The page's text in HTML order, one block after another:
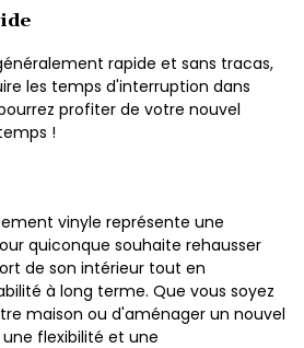
rapide et sans tracas,
les temps d'interruption dans
profiter de votre nouvel
!
vinyle représente une
quiconque souhaite rehausser
de son intérieur tout en
à long terme. Que vous soyez
maison ou d'aménager un nouvel
flexibilité et une